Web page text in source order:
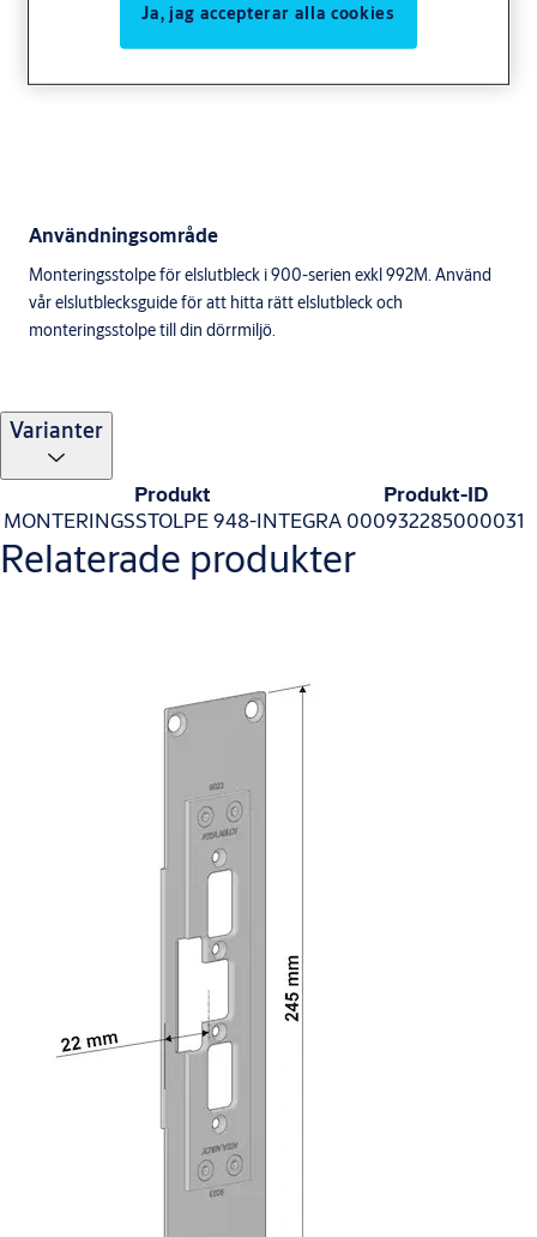
Användningsområde
Monteringsstolpe för elslutbleck i 900-serien exkl 992M. Använd
vår elslutblecksguide för att hitta rätt elslutbleck och
monteringsstolpe till din dörrmiljö.
Varianter
Produkt
Produkt-ID
MONTERINGSSTOLPE 948-INTEGRA 000932285000031
Relaterade produkter
Ja, jag accepterar alla cookies